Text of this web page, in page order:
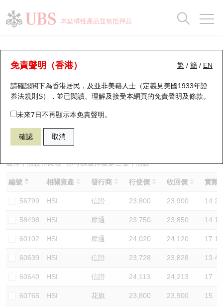
本結構性產品並無抵押品
繁 / 簡 / EN
免責聲明（香港）
請確認閣下為香港居民，及並非美籍人士（定義見美國1933年證
券法規則S），並已閱讀、理解及接受本網頁的免責聲明及條款。
未來7日不再顯示本免責聲明。
確認 取消
牛熊證分析儀
表現 街貨統計 比較
67440 瑞銀牛證 HSI 恒生指數
選擇牛熊證作比較 *你可以選擇最多三隻牛熊證
編號 相關資產 發行商 行使價 收回價 實際
56799 HSI 信證 23,800 23,900 14.2
58498 HSI 摩通 23,750 23,850 14.1
60102 HSI 摩通 24,020 24,120 17.1
60639 HSI 信證 23,728 23,828 13.4
60640 HSI 信證 24,113 24,213 17
60765 HSI 花旗 23,800 23,900 15
瑞銀認股證一覽
新發行瑞銀認股證
即將到期認股證
認股證到期結算價查詢
認股證分析儀
認股證速算機
認股證/牛熊證日誌
認股證文件及公告
街貨統計
比較
牛熊全景快搜
牛熊證搜尋
牛熊證街貨分佈圖
正股牛熊證列表
新發行瑞銀牛熊證
已收回牛熊證剩餘價值
牛熊證到期結算價查詢
牛熊證分析儀
街貨統計
比較
十大升幅/跌幅
十大認股證成交分佈
十天股證佔大市成交
資金流
街貨統計
三十大平均引伸波幅
正股分析儀
二十大活躍股份
恒指成份股
國指成份股
科指成份股
相關資產沽空
中資ETFs溢價比較
AH 股價對照
持股比重
顯示所有持股比重
每月輪證大市專題
輪證專欄
講座及教育短片
認股證投資者教育
牛熊證投資者教育
認股證牛熊證常問問題